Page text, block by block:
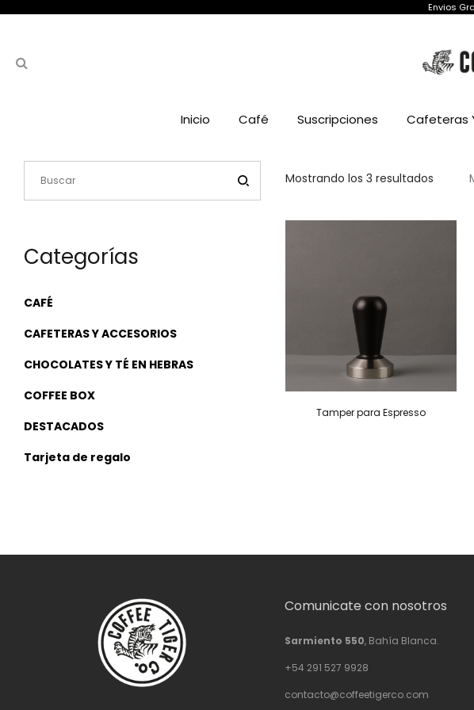
Envios
Inicio Café Suscripciones Cafeteras
Mostrando los 3 resultados
Tamper para Espresso
Categorías
CAFÉ
CAFETERAS Y ACCESORIOS
CHOCOLATES Y TÉ EN HEBRAS
COFFEE BOX
DESTACADOS
Tarjeta de regalo
Comunicate con nosotros
Sarmiento 550, Bahía Blanca.
+54 291 527 9928
contacto@coffeetigerco.com